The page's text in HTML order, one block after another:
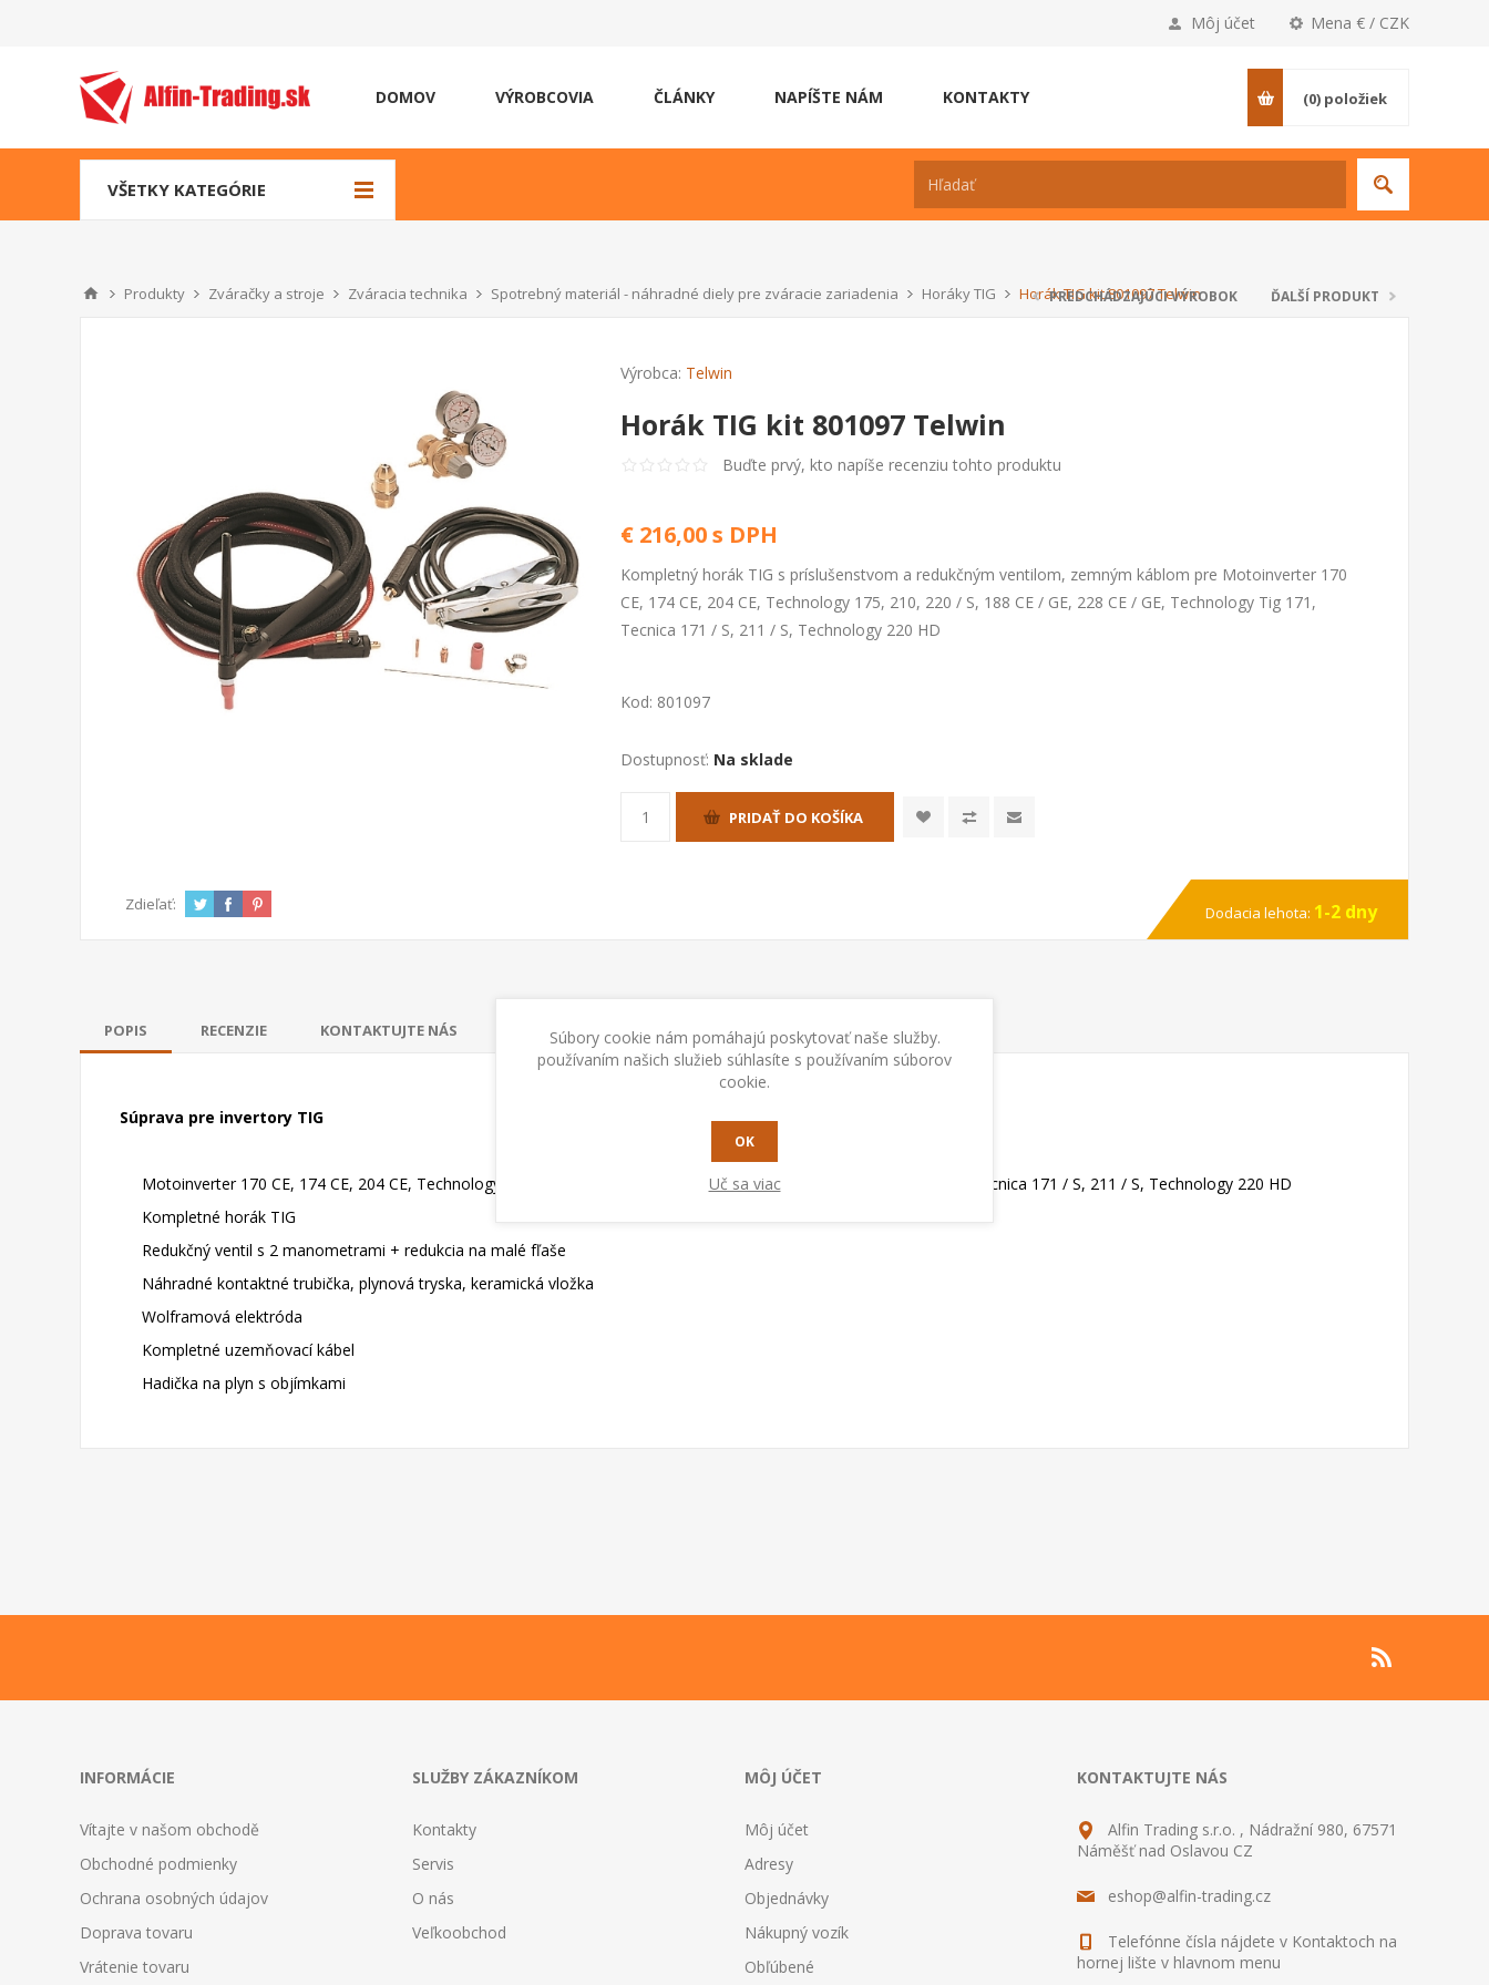
Mena € / CZK
Môj účet
DOMOV VÝROBCOVIA ČLÁNKY NAPÍŠTE NÁM KONTAKTY (0) položiek
VŠETKY KATEGÓRIE
Produkty Zváračky a stroje Zváracia technika Spotrebný materiál - náhradné diely pre zváracie zariadenia Horáky TIG Horák TIG kit 801097 Telwin
PREDCHÁDZAJÚCI VÝROBOK ĎALŠÍ PRODUKT
Výrobca: Telwin
Horák TIG kit 801097 Telwin
Buďte prvý, kto napíše recenziu tohto produktu
€ 216,00 s DPH
Kompletný horák TIG s príslušenstvom a redukčným ventilom, zemným káblom pre Motoinverter 170
CE, 174 CE, 204 CE, Technology 175, 210, 220 / S, 188 CE / GE, 228 CE / GE, Technology Tig 171,
Tecnica 171 / S, 211 / S, Technology 220 HD
Kod: 801097
Dostupnosť: Na sklade
PRIDAŤ DO KOŠÍKA
Zdieľať: Dodacia lehota: 1-2 dny
POPIS RECENZIE KONTAKTUJTE NÁS
Súprava pre invertory TIG
Motoinverter 170 CE, 174 CE, 204 CE, Technology 175, 210, 220 / S, 188 CE / GE, 228 CE / GE, Technology Tig 171, Tecnica 171 / S, 211 / S, Technology 220 HD
Kompletné horák TIG
Redukčný ventil s 2 manometrami + redukcia na malé fľaše
Náhradné kontaktné trubička, plynová tryska, keramická vložka
Wolframová elektróda
Kompletné uzemňovací kábel
Hadička na plyn s objímkami
INFORMÁCIE
Vítajte v našom obchodě
Obchodné podmienky
Ochrana osobných údajov
Doprava tovaru
Vrátenie tovaru
SLUŽBY ZÁKAZNÍKOM
Kontakty
Servis
O nás
Veľkoobchod
MÔJ ÚČET
Môj účet
Adresy
Objednávky
Nákupný vozík
Obľúbené
KONTAKTUJTE NÁS
Alfin Trading s.r.o. , Nádražní 980, 67571
Náměšť nad Oslavou CZ
eshop@alfin-trading.cz
Telefónne čísla nájdete v Kontaktoch na
hornej lište v hlavnom menu
Súbory cookie nám pomáhajú poskytovať naše služby.
používaním našich služieb súhlasíte s používaním súborov
cookie.
OK
Uč sa viac